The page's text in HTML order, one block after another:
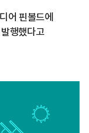
어 핀볼드에
행했다고